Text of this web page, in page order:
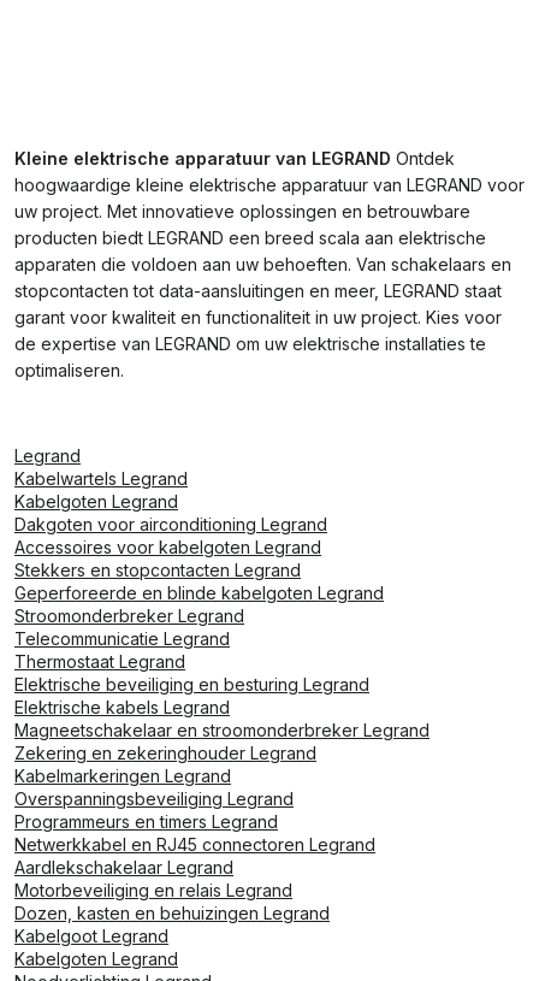
Kleine elektrische apparatuur van LEGRAND Ontdek
hoogwaardige kleine elektrische apparatuur van LEGRAND voor
uw project. Met innovatieve oplossingen en betrouwbare
producten biedt LEGRAND een breed scala aan elektrische
apparaten die voldoen aan uw behoeften. Van schakelaars en
stopcontacten tot data-aansluitingen en meer, LEGRAND staat
garant voor kwaliteit en functionaliteit in uw project. Kies voor
de expertise van LEGRAND om uw elektrische installaties te
optimaliseren.
Legrand
Kabelwartels Legrand
Kabelgoten Legrand
Dakgoten voor airconditioning Legrand
Accessoires voor kabelgoten Legrand
Stekkers en stopcontacten Legrand
Geperforeerde en blinde kabelgoten Legrand
Stroomonderbreker Legrand
Telecommunicatie Legrand
Thermostaat Legrand
Elektrische beveiliging en besturing Legrand
Elektrische kabels Legrand
Magneetschakelaar en stroomonderbreker Legrand
Zekering en zekeringhouder Legrand
Kabelmarkeringen Legrand
Overspanningsbeveiliging Legrand
Programmeurs en timers Legrand
Netwerkkabel en RJ45 connectoren Legrand
Aardlekschakelaar Legrand
Motorbeveiliging en relais Legrand
Dozen, kasten en behuizingen Legrand
Kabelgoot Legrand
Kabelgoten Legrand